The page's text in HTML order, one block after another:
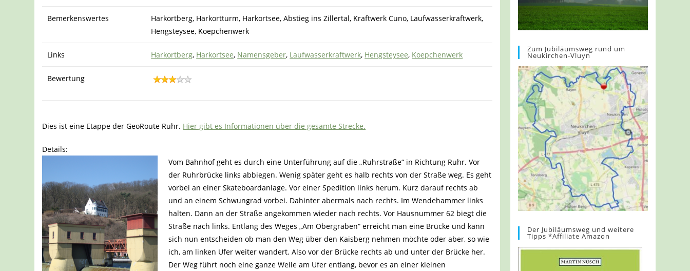
Bemerkenswertes
Harkortberg, Harkortturm, Harkortsee, Abstieg ins Zillertal, Kraftwerk Cuno, Laufwasserkraftwerk,
Hengsteysee, Koepchenwerk
Links Harkortberg, Harkortsee, Namensgeber, Laufwasserkraftwerk, Hengsteysee, Koepchenwerk
Bewertung
Dies ist eine Etappe der GeoRoute Ruhr. Hier gibt es Informationen über die gesamte Strecke.
Details:
Vom Bahnhof geht es durch eine Unterführung auf die „Ruhrstraße“ in Richtung Ruhr. Vor
der Ruhrbrücke links abbiegen. Wenig später geht es halb rechts von der Straße weg. Es geht
vorbei an einer Skateboardanlage. Vor einer Spedition links herum. Kurz darauf rechts ab
und an einem Schwungrad vorbei. Dahinter abermals nach rechts. Im Wendehammer links
halten. Dann an der Straße angekommen wieder nach rechts. Vor Hausnummer 62 biegt die
Straße nach links. Entlang des Weges „Am Obergraben“ erreicht man eine Brücke und kann
sich nun entscheiden ob man den Weg über den Kaisberg nehmen möchte oder aber, so wie
ich, am linken Ufer weiter wandert. Also vor der Brücke rechts ab und unter der Brücke her.
Der Weg führt noch eine ganze Weile am Ufer entlang, bevor es an einer kleinen
Zum Jubiläumsweg rund um
Neukirchen-Vluyn
Der Jubiläumsweg und weitere
Tipps *Affiliate Amazon